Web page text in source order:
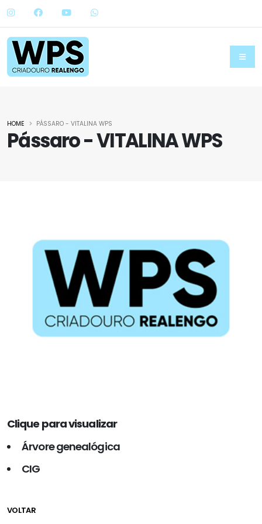
Pássaro - VITALINA WPS
HOME PÁSSARO - VITALINA WPS
Clique para visualizar
Árvore genealógica
CIG
VOLTAR